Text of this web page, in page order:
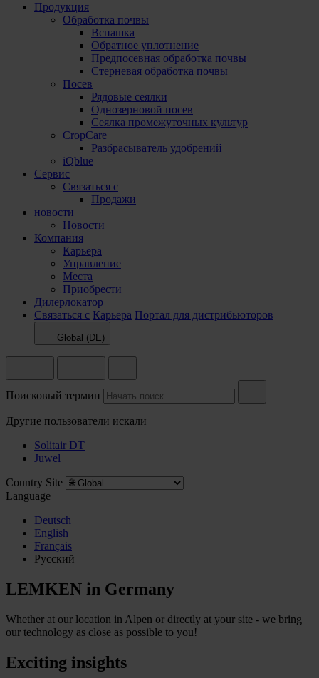
Продукция
Обработка почвы
Вспашка
Обратное уплотнение
Предпосевная обработка почвы
Стерневая обработка почвы
Посев
Рядовые сеялки
Однозерновой посев
Сеялка промежуточных культур
CropCare
Разбрасыватель удобрений
iQblue
Сервис
Связаться с
Продажи
новости
Новости
Компания
Карьера
Управление
Места
Приобрести
Дилерлокатор
Связаться с Карьера Портал для дистрибьюторов
Global (DE)
Поисковый термин
Другие пользователи искали
Solitair DT
Juwel
Country Site
Language
Deutsch
English
Français
Pусский
LEMKEN in Germany
Whether at our location in Alpen or directly at your site - we bring
our technology as close as possible to you!
Exciting insights